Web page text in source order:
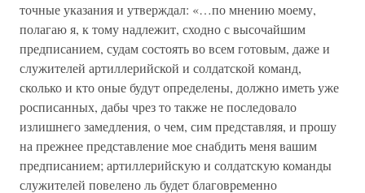
точные указания и утверждал: «…по мнению моему,
полагаю я, к тому надлежит, сходно с высочайшим
предписанием, судам состоять во всем готовым, даже и
служителей артиллерийской и солдатской команд,
сколько и кто оные будут определены, должно иметь уже
росписанных, дабы чрез то также не последовало
излишнего замедления, о чем, сим представляя, и прошу
на прежнее представление мое снабдить меня вашим
предписанием; артиллерийскую и солдатскую команды
служителей повелено ль будет благовременно